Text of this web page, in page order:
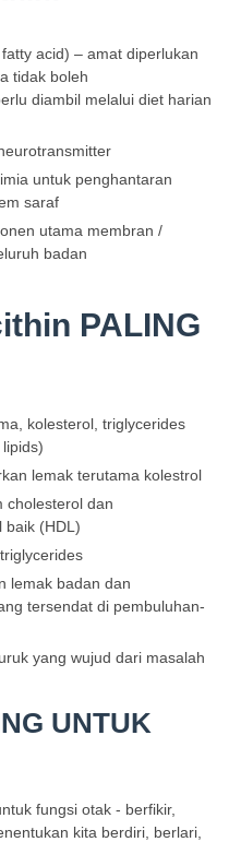
acid) – amat diperlukan
tidak boleh
diambil melalui diet harian
untuk penghantaran
saraf
utama membran /
badan
PALING
kolesterol, triglycerides
lemak terutama kolestrol
cholesterol dan
baik (HDL)
lemak badan dan
tersendat di pembuluhan-
yang wujud dari masalah
UNTUK
fungsi otak - berfikir,
kita berdiri, berlari,